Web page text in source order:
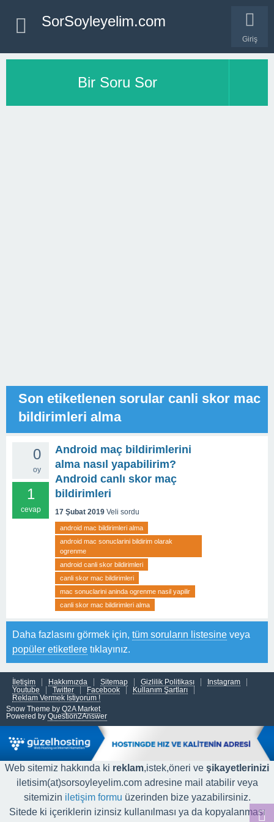
Giriş
SorSoyleyelim.com
Bir Soru Sor
Son etiketlenen sorular canli skor mac
bildirimleri alma
0
oy
1
cevap
Android maç bildirimlerini
alma nasıl yapabilirim?
Android canlı skor maç
bildirimleri
17 Şubat 2019 Veli sordu
android mac bildirimleri alma
android mac sonuclarini bildirim olarak
ogrenme
android canli skor bildirimleri
canli skor mac bildirimleri
mac sonuclarini aninda ogrenme nasil yapilir
canli skor mac bildirimleri alma
Daha fazlasını görmek için, tüm soruların listesine veya
popüler etiketlere tıklayınız.
İletişim Hakkımızda Sitemap Gizlilik Politikası
Instagram
Youtube
Twitter Facebook
Kullanım Şartları
Reklam Vermek İstiyorum !
Snow Theme by Q2A Market
Powered by Question2Answer
Web sitemiz hakkında ki reklam,istek,öneri ve şikayetlerinizi
iletisim(at)sorsoyleyelim.com adresine mail atabilir veya
sitemizin iletişim formu üzerinden bize yazabilirsiniz.
Sitede ki içeriklerin izinsiz kullanılması ya da kopyalanması